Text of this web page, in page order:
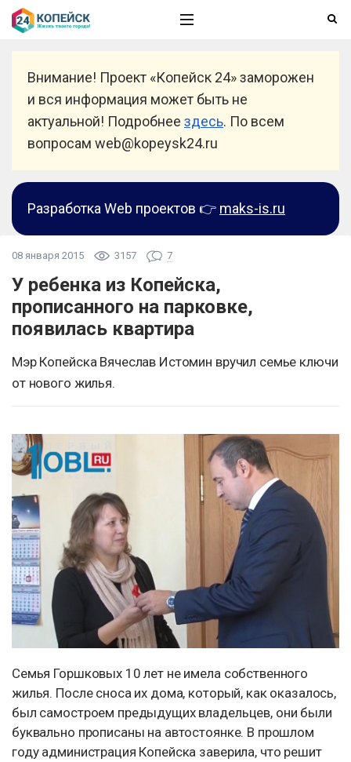
Внимание! Проект «Копейск 24» заморожен
и вся информация может быть не
актуальной! Подробнее здесь. По всем
вопросам web@kopeysk24.ru
Разработка Web проектов 👉 maks-is.ru
08 января 2015 3157 7
У ребенка из Копейска,
прописанного на парковке,
появилась квартира
Мэр Копейска Вячеслав Истомин вручил семье ключи
от нового жилья.
Семья Горшковых 10 лет не имела собственного
жилья. После сноса их дома, который, как оказалось,
был самостроем предыдущих владельцев, они были
буквально прописаны на автостоянке. В прошлом
году администрация Копейска заверила, что решит